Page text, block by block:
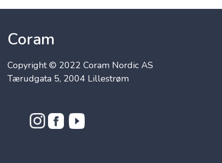
Coram
Copyright © 2022 Coram Nordic AS
Tærudgata 5, 2004 Lillestrøm